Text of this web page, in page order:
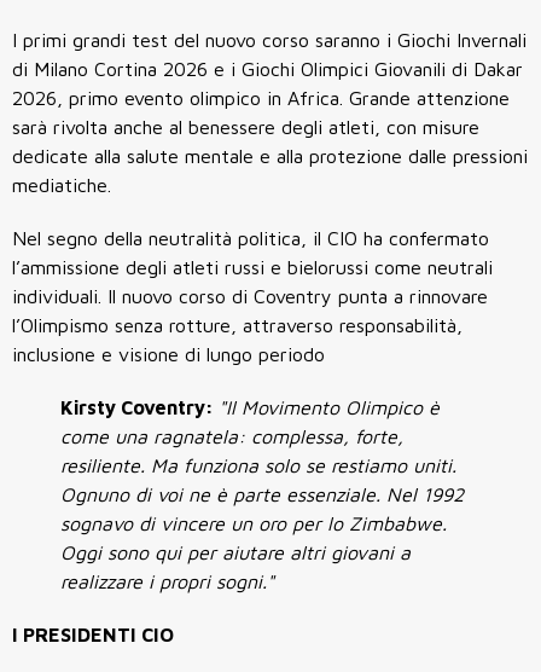
I primi grandi test del nuovo corso saranno i Giochi Invernali
di Milano Cortina 2026 e i Giochi Olimpici Giovanili di Dakar
2026, primo evento olimpico in Africa. Grande attenzione
sarà rivolta anche al benessere degli atleti, con misure
dedicate alla salute mentale e alla protezione dalle pressioni
mediatiche.
Nel segno della neutralità politica, il CIO ha confermato
l’ammissione degli atleti russi e bielorussi come neutrali
individuali. Il nuovo corso di Coventry punta a rinnovare
l’Olimpismo senza rotture, attraverso responsabilità,
inclusione e visione di lungo periodo
Kirsty Coventry: "Il Movimento Olimpico è
come una ragnatela: complessa, forte,
resiliente. Ma funziona solo se restiamo uniti.
Ognuno di voi ne è parte essenziale. Nel 1992
sognavo di vincere un oro per lo Zimbabwe.
Oggi sono qui per aiutare altri giovani a
realizzare i propri sogni."
I PRESIDENTI CIO